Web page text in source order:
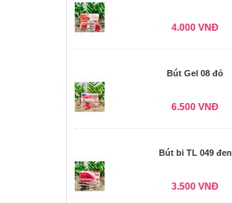
4.000 VNĐ
Bút Gel 08 đỏ
6.500 VNĐ
Bút bi TL 049 đen
3.500 VNĐ